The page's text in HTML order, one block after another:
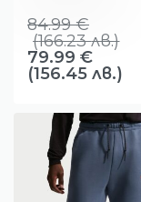
84.99€
(166.23лв.)
79.99 €
(156.45 лв.)